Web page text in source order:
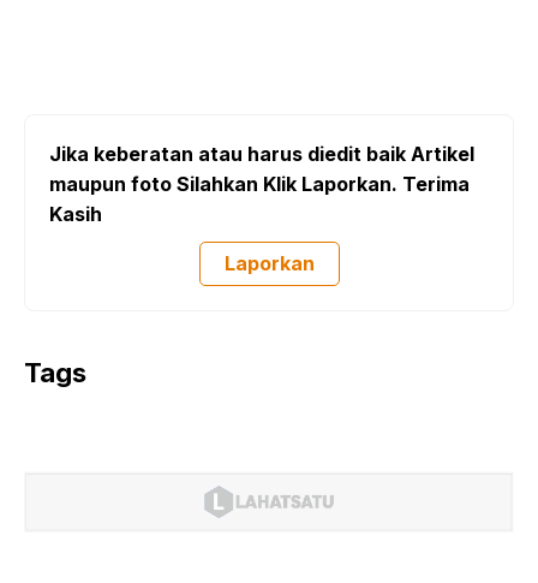
Jika keberatan atau harus diedit baik Artikel
maupun foto Silahkan Klik Laporkan. Terima
Kasih
Laporkan
Tags